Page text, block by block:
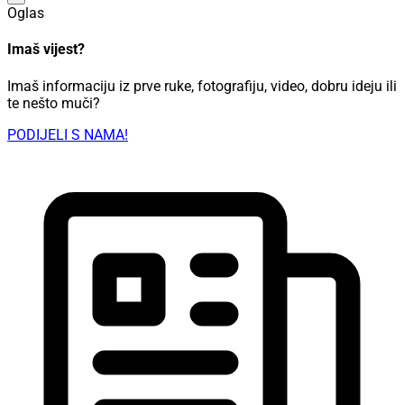
Oglas
Imaš vijest?
Imaš informaciju iz prve ruke, fotografiju, video, dobru ideju ili
te nešto muči?
PODIJELI S NAMA!